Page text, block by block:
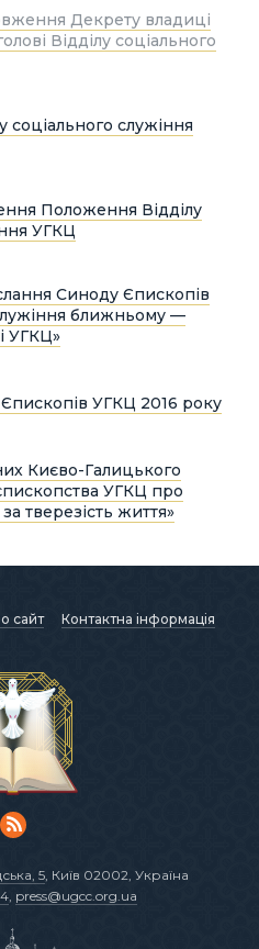
Декрету владиці
Відділу соціального
соціального служіння
Положення Відділу
УГКЦ
Синоду Єпископів
ближньому —
УГКЦ»
УГКЦ 2016 року
Києво-Галицького
УГКЦ про
тверезість життя»
сайт Контактна інформація
5 , Київ 02002, Україна
press@ugcc.org.ua